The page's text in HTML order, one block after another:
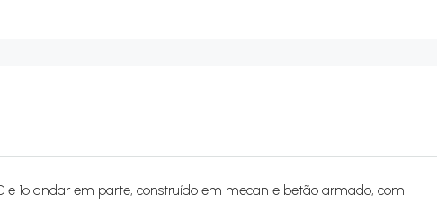
e 1º andar em parte, construído em mecan e betão armado, com